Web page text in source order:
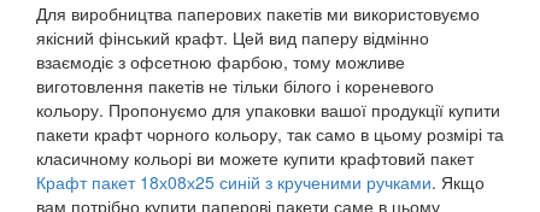
Для виробництва паперових пакетів ми використовуємо
якісний фінський крафт. Цей вид паперу відмінно
взаємодіє з офсетною фарбою, тому можливе
виготовлення пакетів не тільки білого і кореневого
кольору. Пропонуємо для упаковки вашої продукції купити
пакети крафт чорного кольору, так само в цьому розмірі та
класичному кольорі ви можете купити крафтовий пакет
Крафт пакет 18х08х25 синій з крученими ручками. Якщо
вам потрібно купити паперові пакети саме в цьому